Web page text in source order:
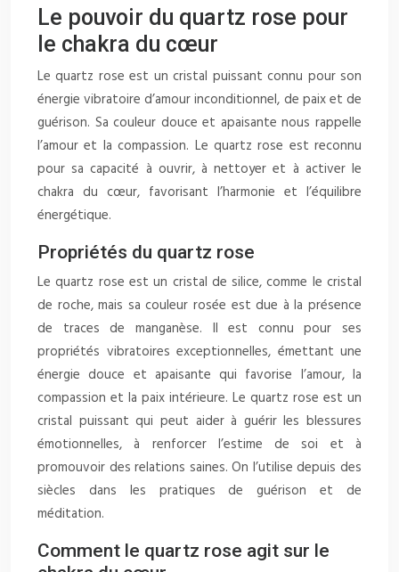
Le pouvoir du quartz rose pour
le chakra du cœur
Le quartz rose est un cristal puissant connu pour son
énergie vibratoire d’amour inconditionnel, de paix et de
guérison. Sa couleur douce et apaisante nous rappelle
l’amour et la compassion. Le quartz rose est reconnu
pour sa capacité à ouvrir, à nettoyer et à activer le
chakra du cœur, favorisant l’harmonie et l’équilibre
énergétique.
Propriétés du quartz rose
Le quartz rose est un cristal de silice, comme le cristal
de roche, mais sa couleur rosée est due à la présence
de traces de manganèse. Il est connu pour ses
propriétés vibratoires exceptionnelles, émettant une
énergie douce et apaisante qui favorise l’amour, la
compassion et la paix intérieure. Le quartz rose est un
cristal puissant qui peut aider à guérir les blessures
émotionnelles, à renforcer l’estime de soi et à
promouvoir des relations saines. On l’utilise depuis des
siècles dans les pratiques de guérison et de
méditation.
Comment le quartz rose agit sur le